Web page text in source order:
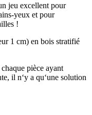
jeu excellent pour
yeux et pour
!
1 cm) en bois stratifié
pièce ayant
il n‘y a qu‘une solution